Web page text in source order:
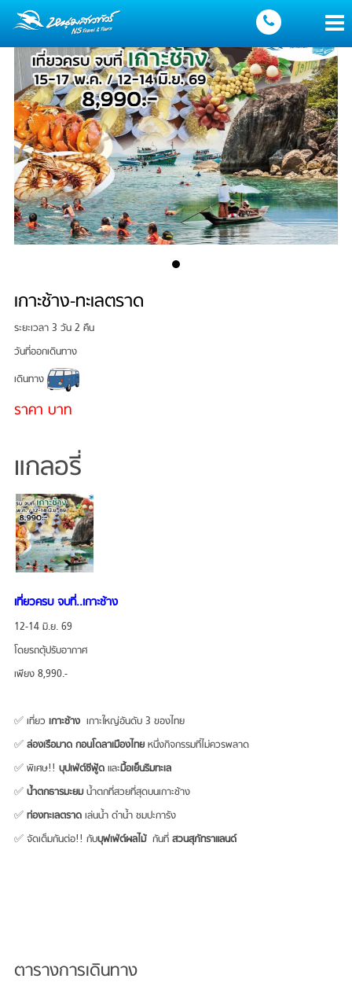
เกาะช้าง-ทะเลตราด
ระยะเวลา 3 วัน 2 คืน
วันที่ออกเดินทาง
เดินทาง
ราคา บาท
แกลอรี่
เที่ยวครบ จบที่..เกาะช้าง
12-14 มิ.ย. 69
โดยรถตุ้ปรับอากาศ
เพียง 8,990.-
✅ เที่ยว เกาะช้าง เกาะใหญ่อันดับ 3 ของไทย
✅ล่องเรือมาด กอนโดลาเมืองไทย หนึ่งกิจกรรมที่ไม่ควรพลาด
✅ พิเศษ!! บุปเฟ่ต์ซีฟู้ดและมื้อเย็นริมทะเล
✅ น้ำตกธารมะยมน้ำตกที่สวยที่สุดบนเกาะช้าง
✅ ท่องทะเลตราดเล่นน้ำ ดำน้ำ ชมปะการัง
✅ จัดเต็มกันต่อ!! กับบุฟเฟ่ต์ผลไม้กันที่ สวนสุภัทราแลนด์
ตารางการเดินทาง